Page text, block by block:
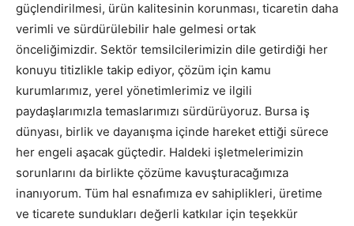
güçlendirilmesi, ürün kalitesinin korunması, ticaretin daha
verimli ve sürdürülebilir hale gelmesi ortak
önceliğimizdir. Sektör temsilcilerimizin dile getirdiği her
konuyu titizlikle takip ediyor, çözüm için kamu
kurumlarımız, yerel yönetimlerimiz ve ilgili
paydaşlarımızla temaslarımızı sürdürüyoruz. Bursa iş
dünyası, birlik ve dayanışma içinde hareket ettiği sürece
her engeli aşacak güçtedir. Haldeki işletmelerimizin
sorunlarını da birlikte çözüme kavuşturacağımıza
inanıyorum. Tüm hal esnafımıza ev sahiplikleri, üretime
ve ticarete sundukları değerli katkılar için teşekkür